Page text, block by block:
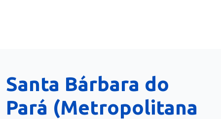
Santa Bárbara do
Pará (Metropolitana